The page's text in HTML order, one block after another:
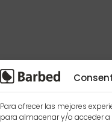
Para ofrecer las mejores
para almacenar y/o acceder